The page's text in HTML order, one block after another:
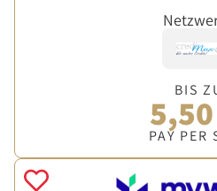
BIS
PAY PER